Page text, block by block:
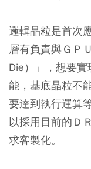
邏輯晶粒是首次
層有負責與ＧＰ
Die）」，想要
能，基底晶粒不
要達到執行運算
以採用目前的Ｄ
求客製化。